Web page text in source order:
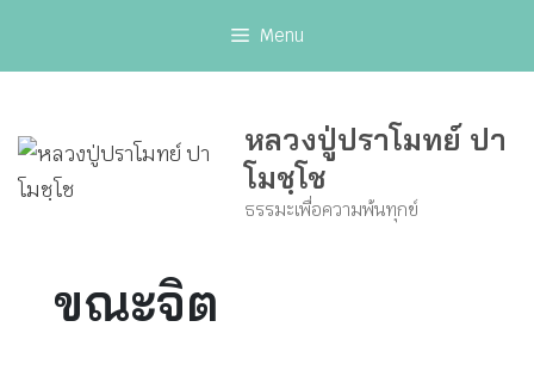
Menu
หลวงปู่ปราโมทย์ ปา
โมชฺโช
ธรรมะเพื่อความพ้นทุกข์
ขณะจิต